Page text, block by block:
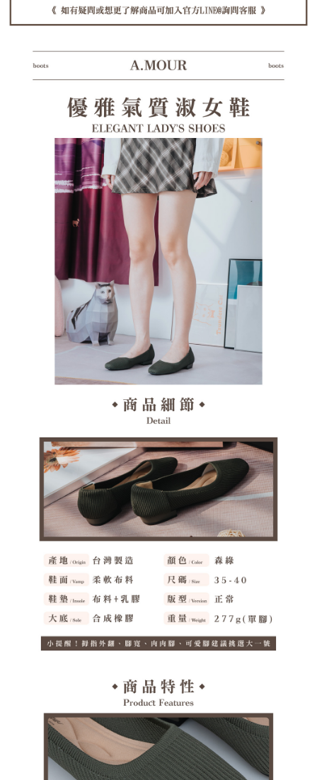
後付繳納相關費用。
【注意事項】
１．透過由恩沛科技股份有限公司提供之「AFTEE先享後付」服務完成之交
易，需依本服務之必要範圍內提供個人資料，並將交易相關給付款項請求債
權轉讓予恩沛科技股份有限公司。
https://aftee.tw/terms/#terms3
３．未成年的使用者請事先徵得法定代理人或監護人之同意方可使用
「AFTEE先享後付」，若未經同意申辦者引起之損失，本公司不負相關責
４．使用「AFTEE先享後付」時，將依據個別帳號之用戶狀況，依本公司即
時審查核予不同之上限額度；若仍有額度不足之情形，本公司將視審查結果
請求用戶進行身份認證。
５．嚴禁一人註冊多個帳號或使用他人資訊註冊。若發現惡意使用之情形，
恩沛科技股份有限公司將有權停止該用戶之使用額度並採取法律行動。
郵局(離島專用)
每筆NT$125，滿NT$1,380(含以上)免運費
海外宅配（貨到付運費）